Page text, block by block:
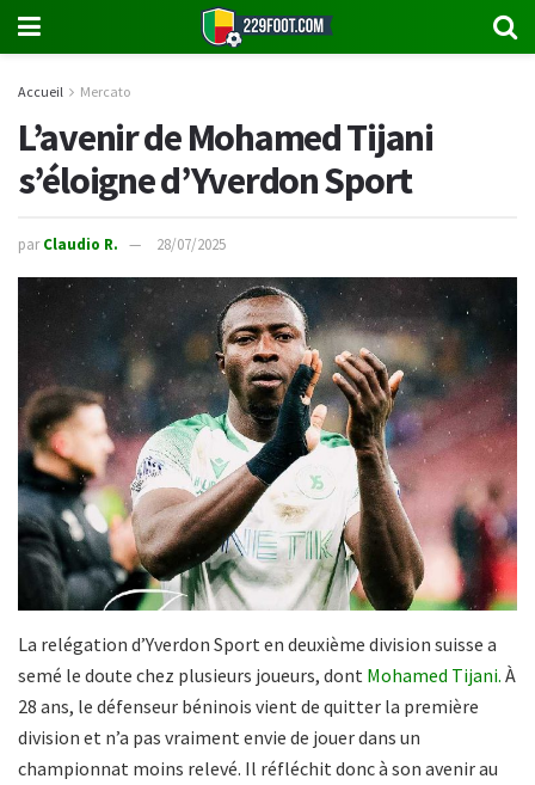
Accueil Mercato
L’avenir de Mohamed Tijani
s’éloigne d’Yverdon Sport
par Claudio R. 28/07/2025
La relégation d’Yverdon Sport en deuxième division suisse a
semé le doute chez plusieurs joueurs, dont Mohamed Tijani. À
28 ans, le défenseur béninois vient de quitter la première
division et n’a pas vraiment envie de jouer dans un
championnat moins relevé. Il réfléchit donc à son avenir au